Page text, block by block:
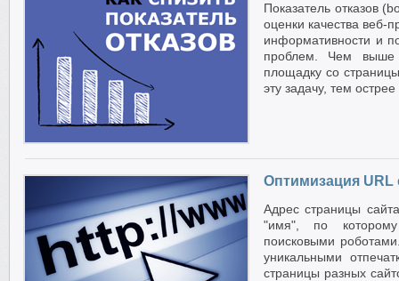
Показатель отказов
оценки качества веб-
информативности и
проблем. Чем выше
площадку со
эту задачу, тем
Оптимизация URL
Адрес страницы
"имя", по которому
поисковыми
уникальными
страницы разных